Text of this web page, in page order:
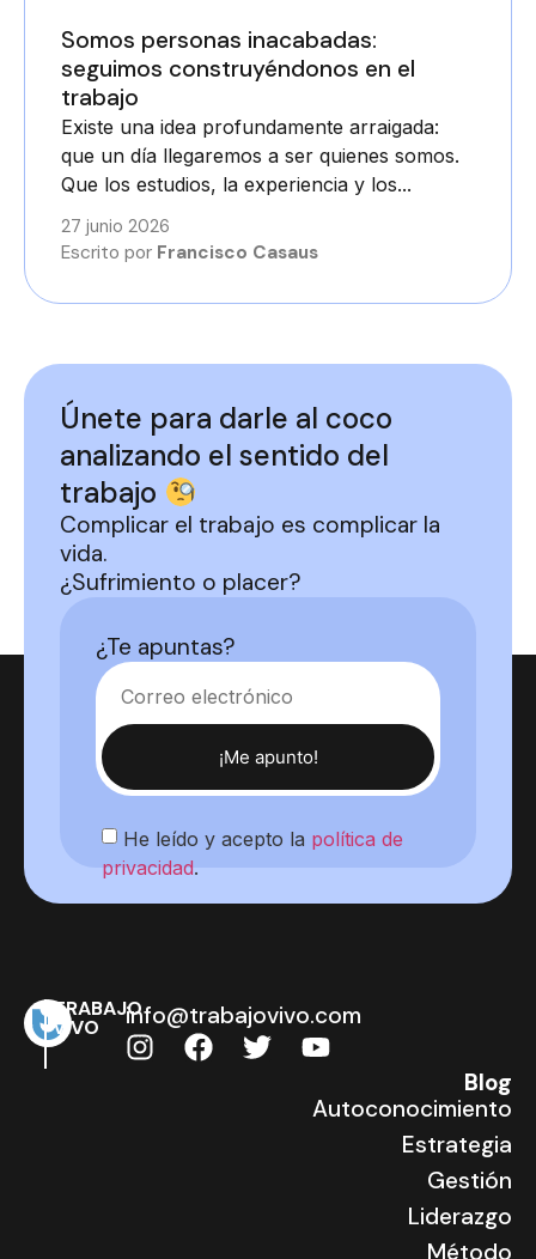
Somos personas inacabadas:
seguimos construyéndonos en el
trabajo
Existe una idea profundamente arraigada:
que un día llegaremos a ser quienes somos.
Que los estudios, la experiencia y los...
27 junio 2026
Escrito por Francisco Casaus
Únete para darle al coco
analizando el sentido del
trabajo
Complicar el trabajo es complicar la
vida.
¿Sufrimiento o placer?
¿Te apuntas?
He leído y acepto la política de
privacidad.
¡Me apunto!
TRABAJO
VIVO info@trabajovivo.com
Blog
Autoconocimiento
Estrategia
Gestión
Liderazgo
Método